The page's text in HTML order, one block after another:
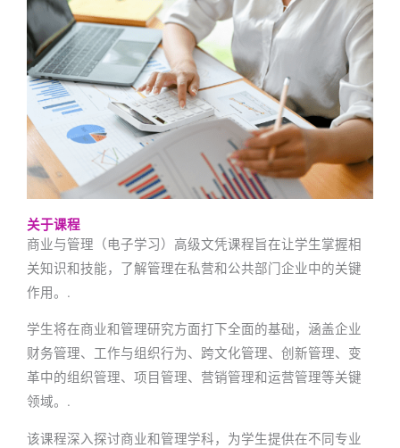
关于课程
商业与管理（电子学习）高级文凭课程旨在让学生掌握相
关知识和技能，了解管理在私营和公共部门企业中的关键
作用。.
学生将在商业和管理研究方面打下全面的基础，涵盖企业
财务管理、工作与组织行为、跨文化管理、创新管理、变
革中的组织管理、项目管理、营销管理和运营管理等关键
领域。.
该课程深入探讨商业和管理学科，为学生提供在不同专业